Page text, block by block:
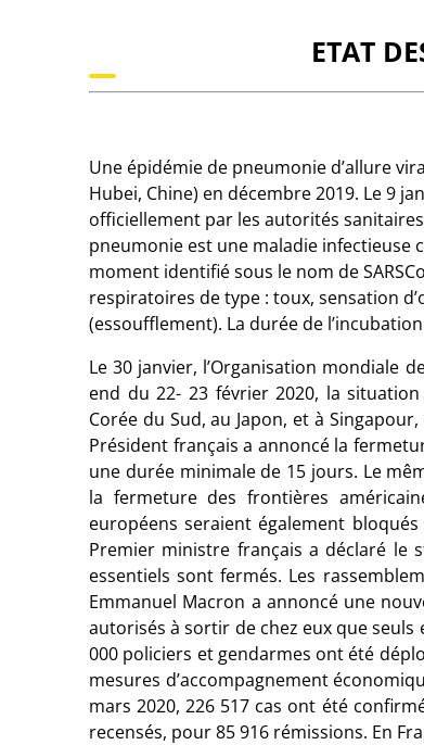
ETAT
Une épidémie de pneumonie d’allure
Hubei, Chine) en décembre 2019. Le 9
officiellement par les autorités
pneumonie est une maladie infectieuse
moment identifié sous le nom de
respiratoires de type : toux, sensation
(essoufflement). La durée de
Le 30 janvier, l’Organisation mondiale
end du 22- 23 février 2020, la
Corée du Sud, au Japon, et à
Président français a annoncé la
une durée minimale de 15 jours. Le
la fermeture des frontières
européens seraient également
Premier ministre français a déclaré le
essentiels sont fermés. Les
Emmanuel Macron a annoncé une
autorisés à sortir de chez eux que seuls
000 policiers et gendarmes ont été
mesures d’accompagnement
mars 2020, 226 517 cas ont été
recensés, pour 85 916 rémissions. En